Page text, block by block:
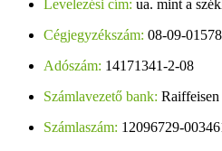
Levelezési cím: ua. mint a
Cégjegyzékszám: 08-09-
Adószám: 14171341-2-08
Számlavezető bank:
Számlaszám: 12096729-